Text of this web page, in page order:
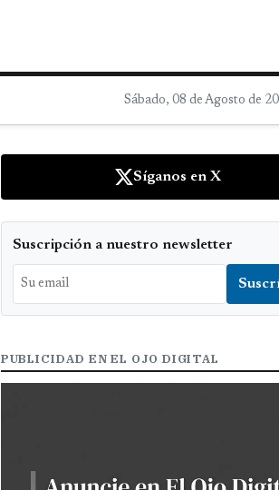
Sábado, 08 de Agosto de
Síganos en X
Suscripción a nuestro newsletter
PUBLICIDAD EN EL OJO DIGITAL